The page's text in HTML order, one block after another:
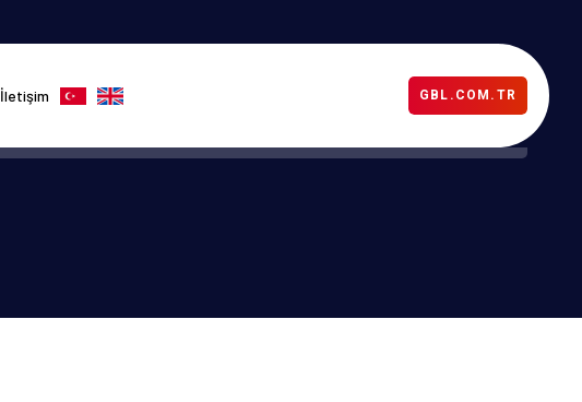
İletişim GBL.COM.TR